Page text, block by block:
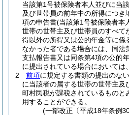
当該第1号被保険者本人並びに当
及び世帯員の前年中の所得につき
項の申告書(当該第1号被保険者本
世帯の世帯主及び世帯員のすべて
得以外の所得又は公的年金等に係
なかった者である場合には、同
支払報告書又は同条第4項の公的
に提出されている場合においては
2
前項に規定する書類の提出のな
に当該者の属する世帯の世帯主及
町村民税が課税されているものと
用することができる。
(一部改正〔平成18年条例